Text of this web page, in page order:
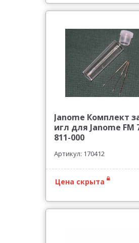
Janome Комплект
игл для Janome FM
811-000
Артикул: 170412
Цена скрыта